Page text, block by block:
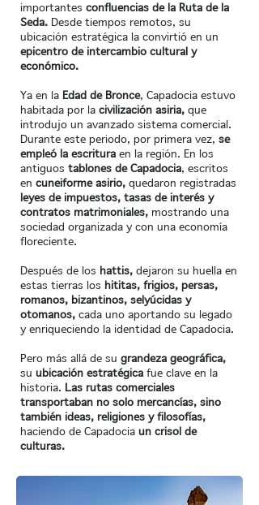
importantes confluencias de la Ruta de la
Seda. Desde tiempos remotos, su
ubicación estratégica la convirtió en un
epicentro de intercambio cultural y
económico.
Ya en la Edad de Bronce, Capadocia estuvo
habitada por la civilización asiria, que
introdujo un avanzado sistema comercial.
Durante este periodo, por primera vez, se
empleó la escritura en la región. En los
antiguos tablones de Capadocia, escritos
en cuneiforme asirio, quedaron registradas
leyes de impuestos, tasas de interés y
contratos matrimoniales, mostrando una
sociedad organizada y con una economía
floreciente.
Después de los hattis, dejaron su huella en
estas tierras los hititas, frigios, persas,
romanos, bizantinos, selyúcidas y
otomanos, cada uno aportando su legado
y enriqueciendo la identidad de Capadocia.
Pero más allá de su grandeza geográfica,
su ubicación estratégica fue clave en la
historia. Las rutas comerciales
transportaban no solo mercancías, sino
también ideas, religiones y filosofías,
haciendo de Capadocia un crisol de
culturas.